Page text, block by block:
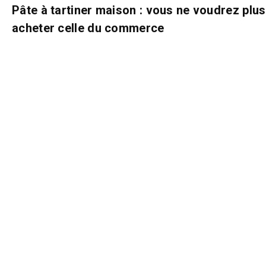
Pâte à tartiner maison : vous ne voudrez plus
acheter celle du commerce